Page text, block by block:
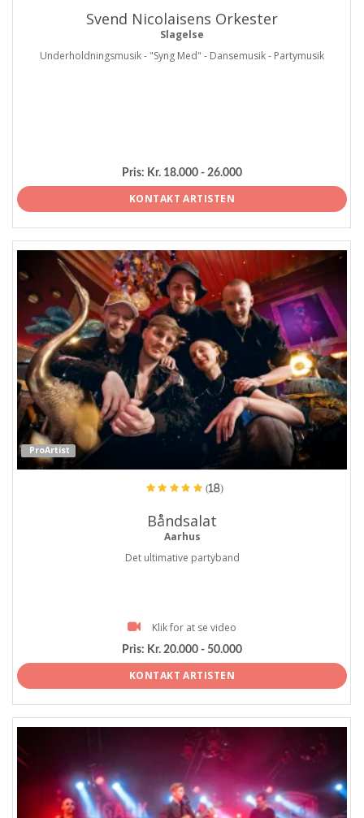
Svend Nicolaisens Orkester
Slagelse
Underholdningsmusik - "Syng Med" - Dansemusik - Partymusik
Pris: Kr. 18.000 - 26.000
KONTAKT ARTISTEN
ProArtist
(18)
Båndsalat
Aarhus
Det ultimative partyband
Klik for at se video
Pris: Kr. 20.000 - 50.000
KONTAKT ARTISTEN